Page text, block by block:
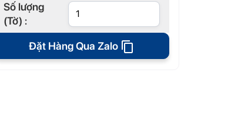
Số lượng
(Tờ) :
Đặt Hàng Qua Zalo